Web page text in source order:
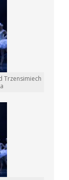
Trzensimiech